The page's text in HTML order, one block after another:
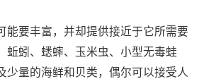
能要丰富，并却提供接近于它所需要
蚯蚓、蟋蟀、玉米虫、小型无毒蛙
少量的海鲜和贝类，偶尔可以接受人